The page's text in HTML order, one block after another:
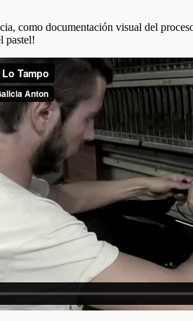
como documentación visual del
pastel!